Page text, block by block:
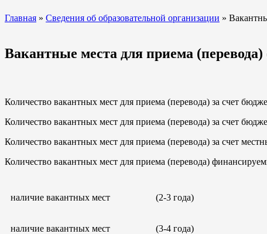
Главная » Сведения об образовательной организации »
Вакантные места для приема
Количество вакантных мест для приема (перевода) за счет
Количество вакантных мест для приема (перевода) за счет
Количество вакантных мест для приема (перевода) за счет
Количество вакантных мест для приема (перевода)
наличие вакантных мест (2-3 года)
наличие вакантных мест (3-4 года)